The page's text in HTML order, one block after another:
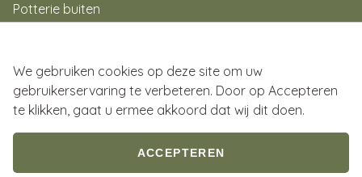
Potterie buiten
Flowerbar
Cadeaubon
We gebruiken cookies op deze site om uw
gebruikerservaring te verbeteren. Door op Accepteren
te klikken, gaat u ermee akkoord dat wij dit doen.
ACCEPTEREN